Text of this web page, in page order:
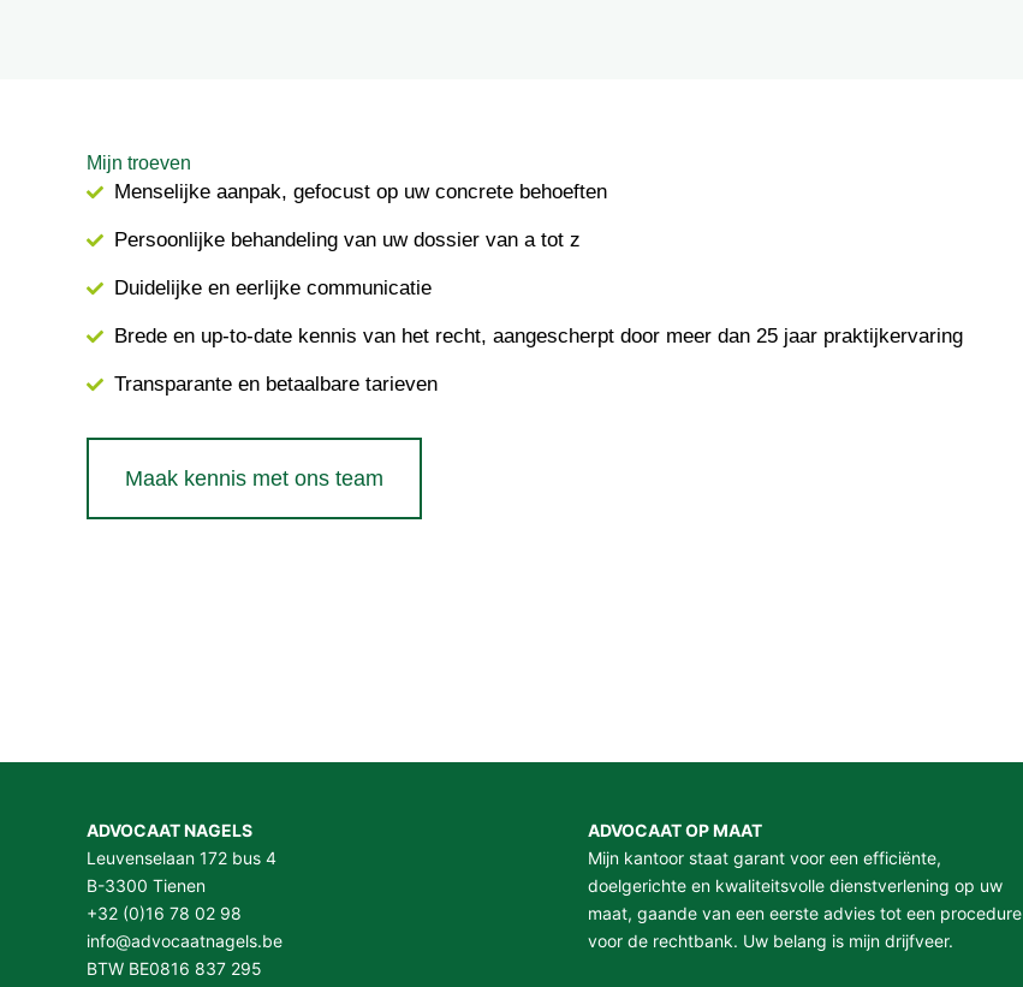
Mijn troeven
Menselijke aanpak, gefocust op uw concrete behoeften
Persoonlijke behandeling van uw dossier van a tot z
Duidelijke en eerlijke communicatie
Brede en up-to-date kennis van het recht, aangescherpt door meer dan 25 jaar praktijkervaring
Transparante en betaalbare tarieven
Maak kennis met ons team
ADVOCAAT NAGELS
Leuvenselaan 172 bus 4
B-3300 Tienen
+32 (0)16 78 02 98
info@advocaatnagels.be
BTW BE0816 837 295
ADVOCAAT OP MAAT
Mijn kantoor staat garant voor een efficiënte,
doelgerichte en kwaliteitsvolle dienstverlening op uw
maat, gaande van een eerste advies tot een procedure
voor de rechtbank. Uw belang is mijn drijfveer.